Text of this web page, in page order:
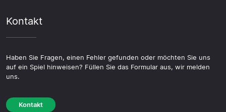
Kontakt
Haben Sie Fragen, einen Fehler gefunden oder möchten Sie uns
auf ein Spiel hinweisen? Füllen Sie das Formular aus, wir melden
uns.
Kontakt